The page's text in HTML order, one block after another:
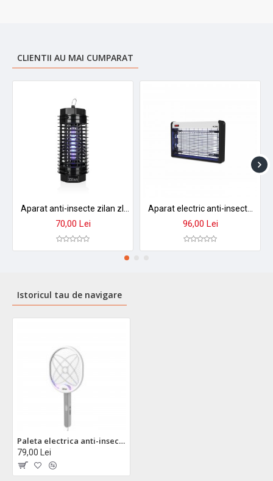
• Șuruburi de fixare
• Manual de utilizare
nesupravegheat și păstrați departe de copii. Plasa din spatele
protecției este sub tensiune electrică.
Comandă acumși bucură-te de verile fără insecte nedorite!
CLIENTII AU MAI CUMPARAT
70,00 Lei 96,00 Lei
Istoricul tau de navigare
Paleta electrica anti-insecte zilan zln7088, alba, 2800v, led, reincarcabila cu suport
79,00 Lei